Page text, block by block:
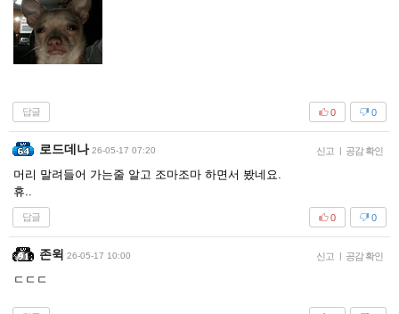
답글 0
0
로드데나 26-05-17 07:20 신고 | 공감 확인
머리 말려들어 가는줄 알고 조마조마 하면서 봤네요.
휴..
답글 0
0
존윅 26-05-17 10:00 신고 | 공감 확인
ㄷㄷㄷ